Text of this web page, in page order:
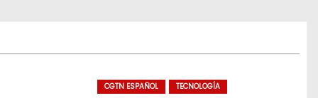
CGTN ESPAÑOL TECNOLOGÍA